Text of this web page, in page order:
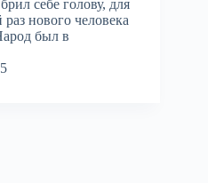
себе голову, для
нового человека
был в